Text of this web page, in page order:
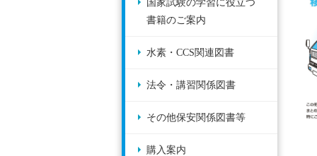
国家試験の学習に役立つ
書籍のご案内
水素・CCS関連図書
法令・講習関係図書
その他保安関係図書等
購入案内